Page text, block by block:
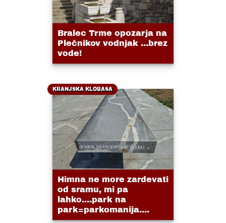
Bralec Trme opozarja na
Plečnikov vodnjak ...brez
vode!
KRANJSKA KLOBASA
Himna ne more zardevati
od sramu, mi pa
lahko....park na
park=parkomanija....